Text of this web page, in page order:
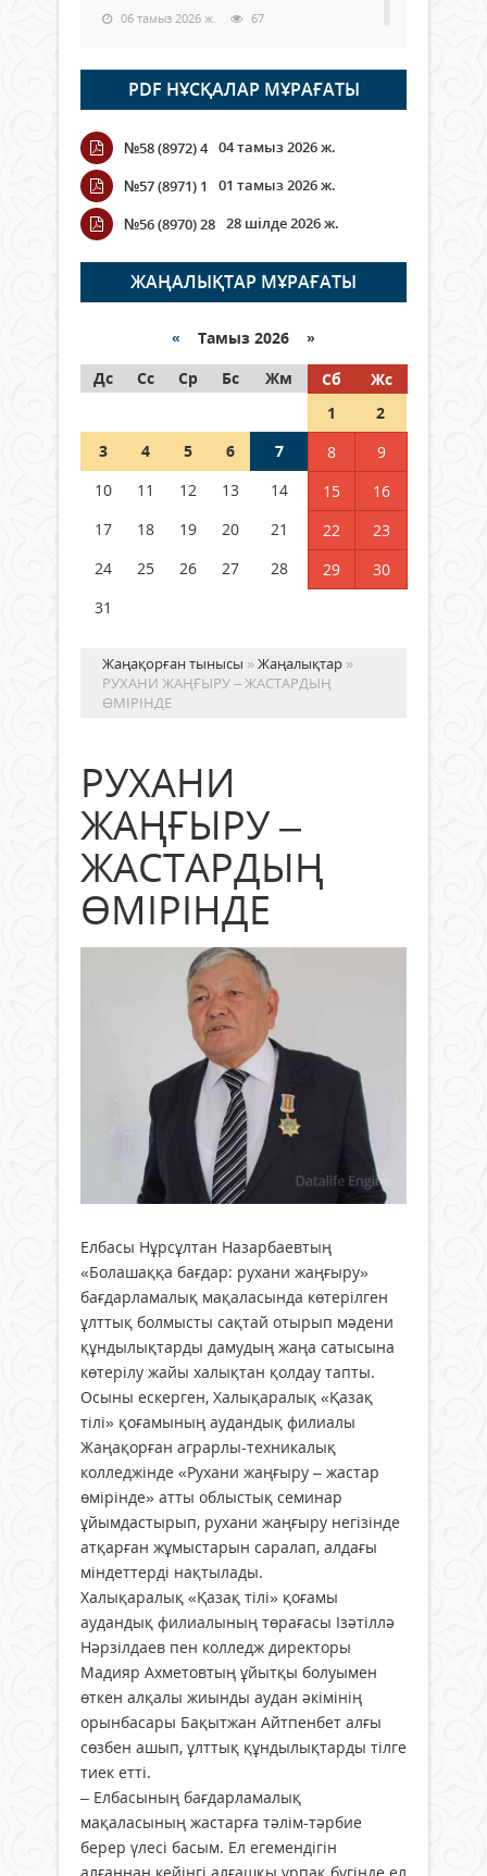
06 тамыз 2026 ж. 67
Open Air: Қызылорда облысы
полиция департаменті 20
мыңнан астам көрерменнің
қауіпсіздігін қамтамасыз етті
06 тамыз 2026 ж.
Wi-Fi ҚАБЫРҒА АРҚЫЛЫ ҚАЛАЙ
ӨТЕДІ?
06 тамыз 2026 ж. 242
граждане Казахстана,
05 тамыз 2026 ж. 122
Шетелде жүрген Қазақстан
азаматтары қалай дауыс бере
PDF НҰСҚАЛАР МҰРАҒАТЫ
№58 (8972) 4 04 тамыз 2026 ж.
№57 (8971) 1
01 тамыз 2026 ж.
№56 (8970) 28 28 шілде 2026 ж.
ЖАҢАЛЫҚТАР МҰРАҒАТЫ
« Тамыз 2026 »
Дс
Сс Ср Бс Жм Сб
Жс
1
2
3
4 5 6 7 8
9
10
11 12 13 14 15
16
17
18 19 20 21 22
23
24
25 26 27 28 29
30
31
Жаңақорған тынысы »Жаңалықтар »
РУХАНИ ЖАҢҒЫРУ – ЖАСТАРДЫҢ
ӨМІРІНДЕ
РУХАНИ
ЖАҢҒЫРУ –
ЖАСТАРДЫҢ
ӨМІРІНДЕ
Елбасы Нұрсұлтан Назарбаевтың
«Болашаққа бағдар: рухани жаңғыру»
бағдарламалық мақаласында көтерілген
ұлттық болмысты сақтай отырып мәдени
құндылықтарды дамудың жаңа сатысына
көтерілу жайы халықтан қолдау тапты.
Осыны ескерген, Халықаралық «Қазақ
тілі» қоғамының аудандық филиалы
Жаңақорған аграрлы-техникалық
колледжінде «Рухани жаңғыру – жастар
өмірінде» атты облыстық семинар
ұйымдастырып, рухани жаңғыру негізінде
атқарған жұмыстарын саралап, алдағы
міндеттерді нақтылады.
Халықаралық «Қазақ тілі» қоғамы
аудандық филиалының төрағасы Ізәтіллә
Нәрзілдаев пен колледж директоры
Мадияр Ахметовтың ұйытқы болуымен
өткен алқалы жиынды аудан әкімінің
орынбасары Бақытжан Айтпенбет алғы
сөзбен ашып, ұлттық құндылықтарды тілге
тиек етті.
– Елбасының бағдарламалық
мақаласының жастарға тәлім-тәрбие
берер үлесі басым. Ел егемендігін